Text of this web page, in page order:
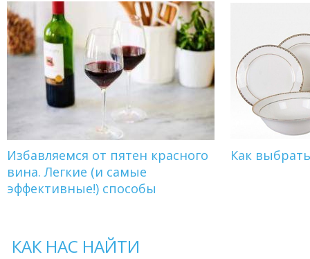
Избавляемся от пятен красного
вина. Легкие (и самые
эффективные!) способы
Как
КАК НАС НАЙТИ